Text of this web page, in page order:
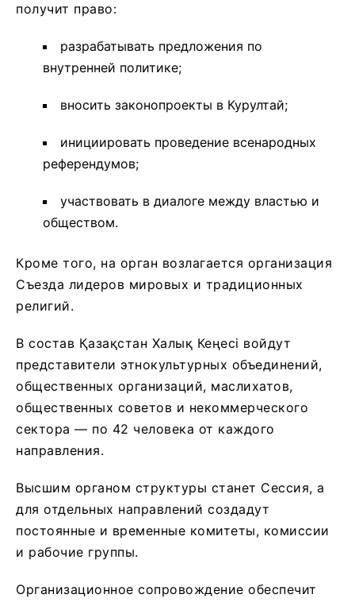
получит право:
разрабатывать предложения по
внутренней политике;
вносить законопроекты в Курултай;
инициировать проведение всенародных
референдумов;
участвовать в диалоге между властью и
обществом.
Кроме того, на орган возлагается организация
Съезда лидеров мировых и традиционных
религий.
В состав Қазақстан Халық Кеңесі войдут
представители этнокультурных объединений,
общественных организаций, маслихатов,
общественных советов и некоммерческого
сектора — по 42 человека от каждого
направления.
Высшим органом структуры станет Сессия, а
для отдельных направлений создадут
постоянные и временные комитеты, комиссии
и рабочие группы.
Организационное сопровождение обеспечит